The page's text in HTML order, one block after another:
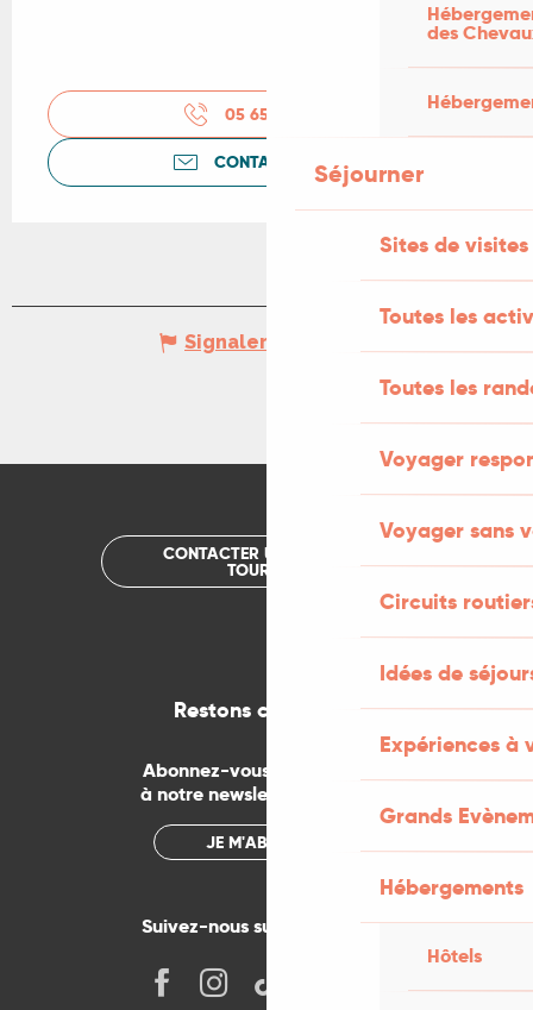
des
Séjourner
Sites de visites
Toutes les
Toutes les
Voyager
Voyager sans
Circuits
Idées de
Expériences à
Grands
Hébergements
Hôtels
05 65 50 05
CONTACTEZ-NOUS
Signaler une erreur
CONTACTER UN OFFICE DE
TOURISME
Restons connectés
Abonnez-vous gratuitement
à notre newsletter mensuelle
JE M'ABONNE
Suivez-nous sur les réseaux !